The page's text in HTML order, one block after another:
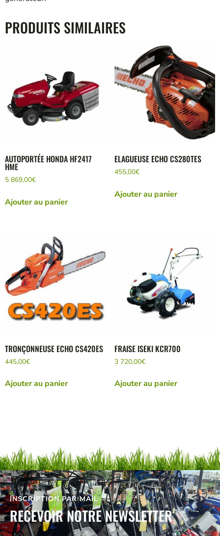
PRODUITS SIMILAIRES
AUTOPORTÉE HONDA HF2417
HME
5 869,00€
Ajouter au panier
ELAGUEUSE ECHO CS280TES
455,00€
Ajouter au panier
TRONÇONNEUSE ECHO CS420ES
445,00€
Ajouter au panier
FRAISE ISEKI KCR700
3 720,00€
Ajouter au panier
INSCRIPTION PAR MAIL
RECEVOIR NOTRE NEWSLETTER